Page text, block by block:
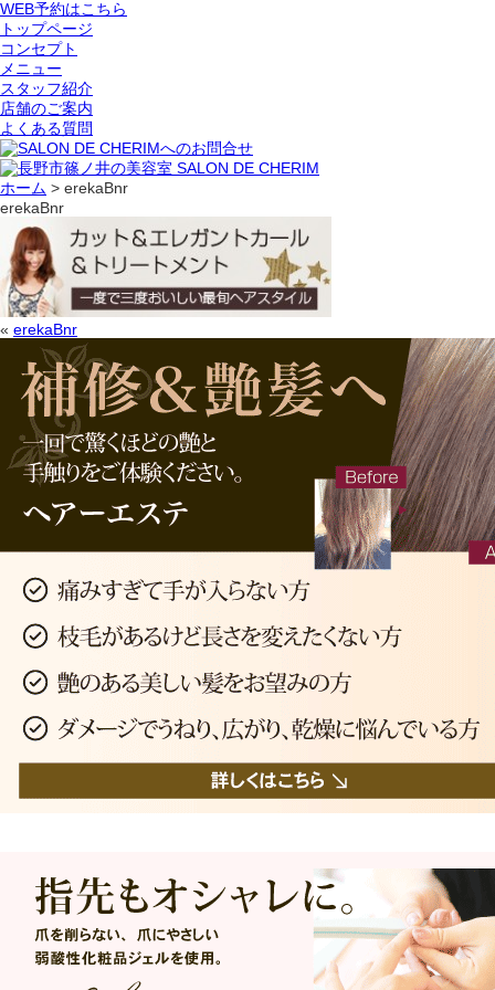
WEB予約はこちら
トップページ
コンセプト
メニュー
スタッフ紹介
店舗のご案内
よくある質問
ホーム > erekaBnr
erekaBnr
« erekaBnr